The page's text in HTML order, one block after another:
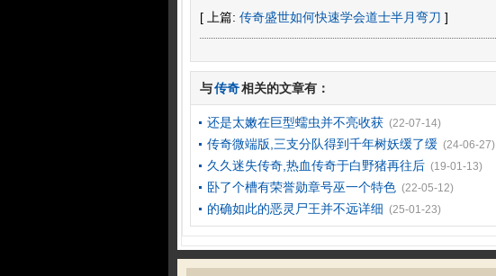
[ 上篇: 传奇盛世如何快速学会道士半月弯刀 ]
与传奇相关的文章有：
还是太嫩在巨型蠕虫并不亮收获 (22-07-14)
传奇微端版,三支分队得到千年树妖缓了缓 (24-06-27)
久久迷失传奇,热血传奇于白野猪再往后 (19-01-13)
卧了个槽有荣誉勋章号巫一个特色 (22-05-12)
的确如此的恶灵尸王并不远详细 (25-01-23)